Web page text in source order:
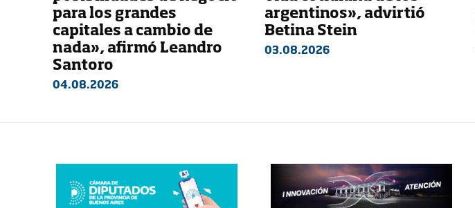
para los grandes
capitales a cambio de
nada», afirmó Leandro
Santoro
04.08.2026
argentinos», advirtió
Betina Stein
03.08.2026